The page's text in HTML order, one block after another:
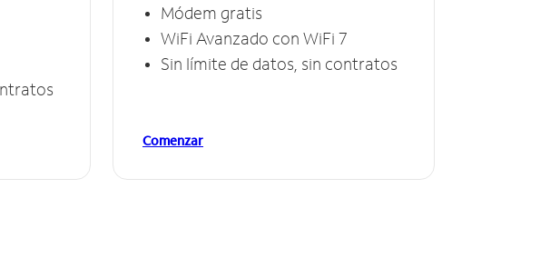
Módem gratis
WiFi Avanzado con WiFi 7
Sin límite de datos, sin contratos
Comenzar